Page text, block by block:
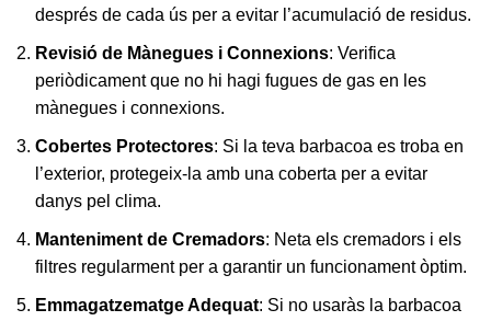
després de cada ús per a evitar l’acumulació de residus.
Revisió de Mànegues i Connexions: Verifica
periòdicament que no hi hagi fugues de gas en les
mànegues i connexions.
Cobertes Protectores: Si la teva barbacoa es troba en
l’exterior, protegeix-la amb una coberta per a evitar
danys pel clima.
Manteniment de Cremadors: Neta els cremadors i els
filtres regularment per a garantir un funcionament òptim.
Emmagatzematge Adequat: Si no usaràs la barbacoa